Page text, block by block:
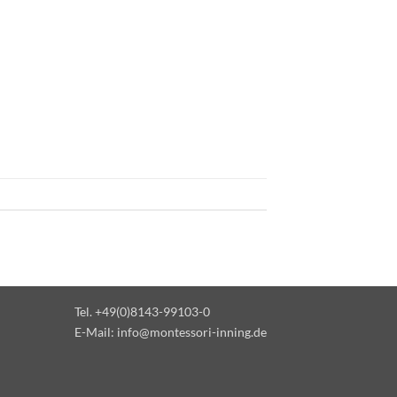
Tel. +49(0)8143-99103-0
E-Mail: info@montessori-inning.de